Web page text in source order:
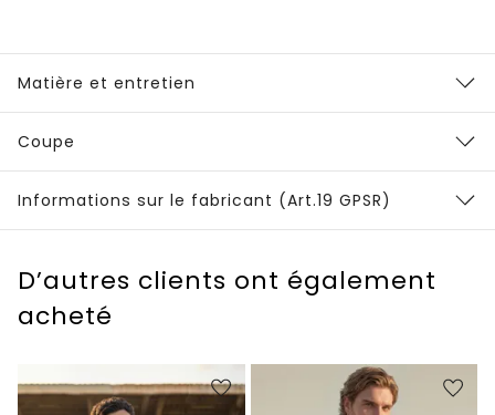
Matière et entretien
Coupe
Informations sur le fabricant (Art.19 GPSR)
D’autres clients ont également
acheté